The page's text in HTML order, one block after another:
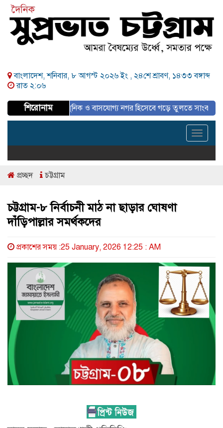
বাংলাদেশ, শনিবার, ৮ আগস্ট ২০২৬ ইং , ২৪শে শ্রাবণ, ১৪৩৩ বঙ্গাব্দ
রাত ২:০৬
শিরোনাম
আধুনিক ও বাসযোগ্য নগর হিসেবে গড়ে তুলতে সাংবাদিকদের
Toggle
প্রচ্ছদ চট্টগ্রাম
চট্টগ্রাম-৮ নির্বাচনী মাঠ না ছাড়ার ঘোষণা
দাঁড়িপাল্লার সমর্থকদের
প্রকাশের সময় :25 January, 2026 12:25 : AM